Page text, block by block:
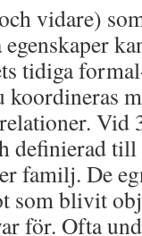
vidare)
tidiga
koordineras
Vid
definierad till
familj. De
som blivit
för. Ofta